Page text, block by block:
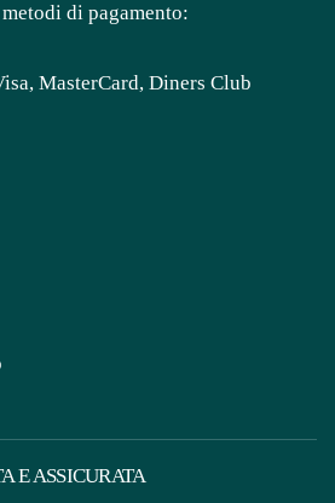
di pagamento:
MasterCard, Diners Club
E ASSICURATA